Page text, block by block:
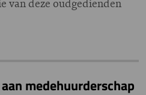
van deze oudgedienden
medehuurderschap